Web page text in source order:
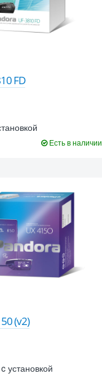
FD
Есть в наличии
(v2)
c установкой